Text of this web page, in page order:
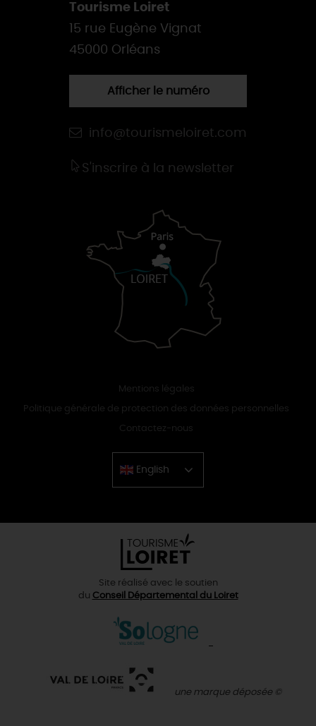
Tourisme Loiret
15 rue Eugène Vignat
45000 Orléans
Afficher le numéro
info@tourismeloiret.com
S'inscrire à la newsletter
Mentions légales
Politique générale de protection des données personnelles
Contactez-nous
English
Chinese
Site réalisé avec le soutien
du Conseil Départemental du Loiret
une marque déposée ©